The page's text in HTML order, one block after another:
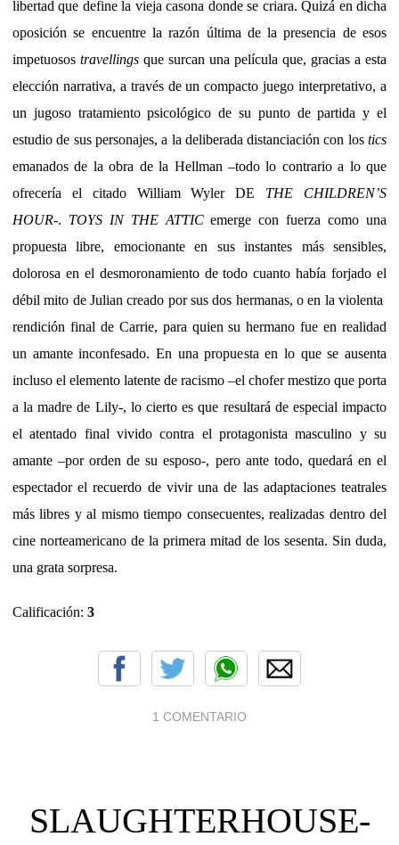
libertad que define la vieja casona donde se criara. Quizá en dicha
oposición se encuentre la razón última de la presencia de esos
impetuosos travellings que surcan una película que, gracias a esta
elección narrativa, a través de un compacto juego interpretativo, a
un jugoso tratamiento psicológico de su punto de partida y el
estudio de sus personajes, a la deliberada distanciación con los tics
emanados de la obra de la Hellman –todo lo contrario a lo que
ofrecería el citado William Wyler DE THE CHILDREN’S
HOUR-. TOYS IN THE ATTICemerge con fuerza como una
propuesta libre, emocionante en sus instantes más sensibles,
dolorosa en el desmoronamiento de todo cuanto había forjado el
débil mito de Julian creado por sus dos hermanas, o en la violenta
rendición final de Carrie, para quien su hermano fue en realidad
un amante inconfesado. En una propuesta en lo que se ausenta
incluso el elemento latente de racismo –el chofer mestizo que porta
a la madre de Lily-, lo cierto es que resultará de especial impacto
el atentado final vivido contra el protagonista masculino y su
amante –por orden de su esposo-, pero ante todo, quedará en el
espectador el recuerdo de vivir una de las adaptaciones teatrales
más libres y al mismo tiempo consecuentes, realizadas dentro del
cine norteamericano de la primera mitad de los sesenta. Sin duda,
una grata sorpresa.
Calificación: 3
1 COMENTARIO
SLAUGHTERHOUSE-